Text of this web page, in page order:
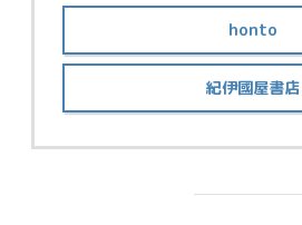
honto
紀伊國屋書店